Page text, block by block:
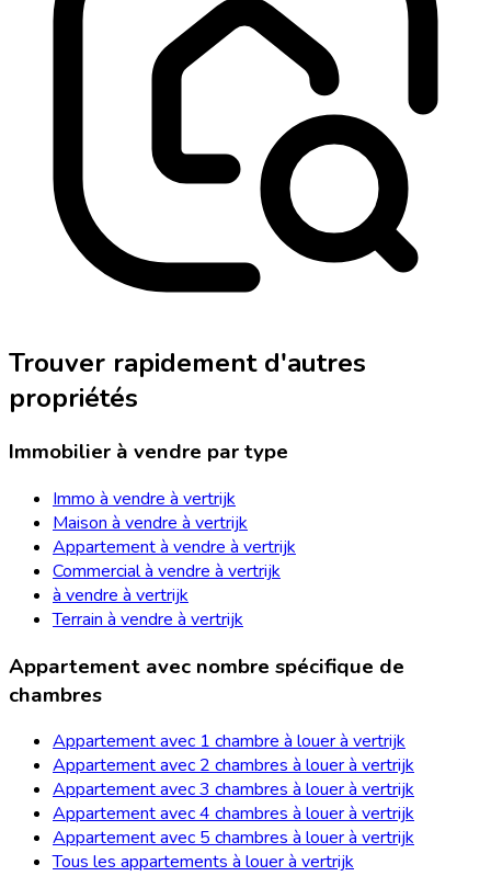
Trouver rapidement d'autres
propriétés
Immobilier à vendre par type
Immo à vendre à vertrijk
Maison à vendre à vertrijk
Appartement à vendre à vertrijk
Commercial à vendre à vertrijk
à vendre à vertrijk
Terrain à vendre à vertrijk
Appartement avec nombre spécifique de
chambres
Appartement avec 1 chambre à louer à vertrijk
Appartement avec 2 chambres à louer à vertrijk
Appartement avec 3 chambres à louer à vertrijk
Appartement avec 4 chambres à louer à vertrijk
Appartement avec 5 chambres à louer à vertrijk
Tous les appartements à louer à vertrijk